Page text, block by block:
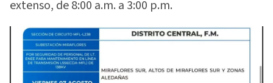
extenso, de 8:00 a.m. a 3:00 p.m.